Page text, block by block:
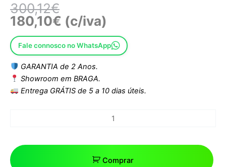
300,12€
180,10€ (c/iva)
Fale connosco no WhatsApp
GARANTIA de 2 Anos.
Showroom em BRAGA.
Entrega GRÁTIS de 5 a 10 dias úteis.
Comprar